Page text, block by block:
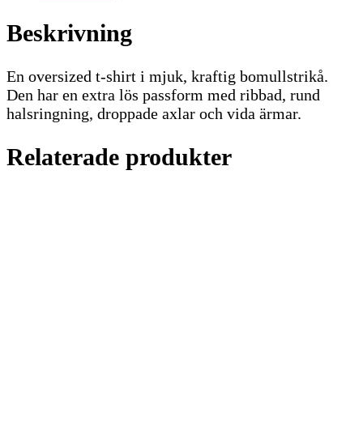
Beskrivning
En oversized t-shirt i mjuk, kraftig bomullstrikå.
Den har en extra lös passform med ribbad, rund
halsringning, droppade axlar och vida ärmar.
Relaterade produkter